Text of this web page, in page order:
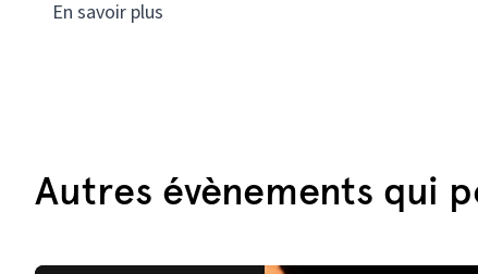
En savoir plus
Autres évènements qui